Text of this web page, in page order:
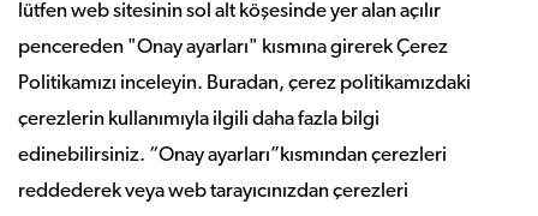
lütfen web sitesinin sol alt köşesinde yer alan açılır
pencereden "Onay ayarları" kısmına girerek Çerez
Politikamızı inceleyin. Buradan, çerez politikamızdaki
çerezlerin kullanımıyla ilgili daha fazla bilgi
edinebilirsiniz. “Onay ayarları”kısmından çerezleri
reddederek veya web tarayıcınızdan çerezleri